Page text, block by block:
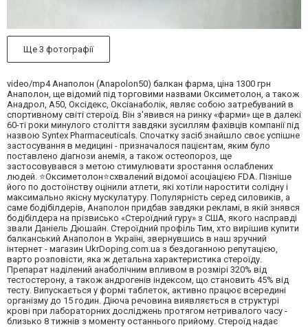
Ще 3 фотографії
video/mp4 Анаполон (Anapolon50) балкан фарма, ціна 1300 грн
Анаполон, ще відомий під торговими назвами Оксиметолон, а також
Анадрол, А50, Оксідекс, Оксіанаболік, являє собою затребуваний в
спортивному світі стероїд. Він з'явився на ринку «фарми» ще в далекі
60-ті роки минулого століття завдяки зусиллям фахівців компанії під
назвою Syntex Pharmaceuticals. Спочатку засіб знайшло своє успішне
застосування в медицині - призначалося пацієнтам, яким було
поставлено діагнози анемія, а також остеопороз, ще
застосовувався з метою стимулювати зростання ослаблених
людей. ⭐Оксиметолон⭐схвалений відомої асоціацією FDA. Пізніше
його по достоїнству оцінили атлети, які хотіли наростити солідну і
максимально якісну мускулатуру. Популярність серед силовиків, а
саме бодібілдерів, Анаполон придбав завдяки рекламі, в якій знявся
бодібілдера на прізвисько «Стероїдний гуру» з США, якого насправді
звали Даніель Дюшайн. Стероїдний профіль Тим, хто вирішив купити
балканський Анаполон в Україні, звернувшись в наш зручний
інтернет - магазин UkrDoping.com.ua з бездоганною репутацією,
варто розповісти, яка ж детальна характеристика стероїду.
Препарат наділений анаболічним впливом в розмірі 320% від
тестостерону, а також андрогенів індексом, що становить 45% від
тесту. Випускається у формі таблеток, активно працює всередині
організму до 15 годин. Діюча речовина виявляється в структурі
крові при лабораторних досліджень протягом нетривалого часу -
близько 8 тижнів з моменту останнього прийому. Стероїд надає